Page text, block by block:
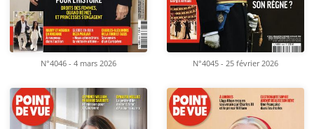
N°4046 - 4 mars 2026 N°4045 - 25 février 2026